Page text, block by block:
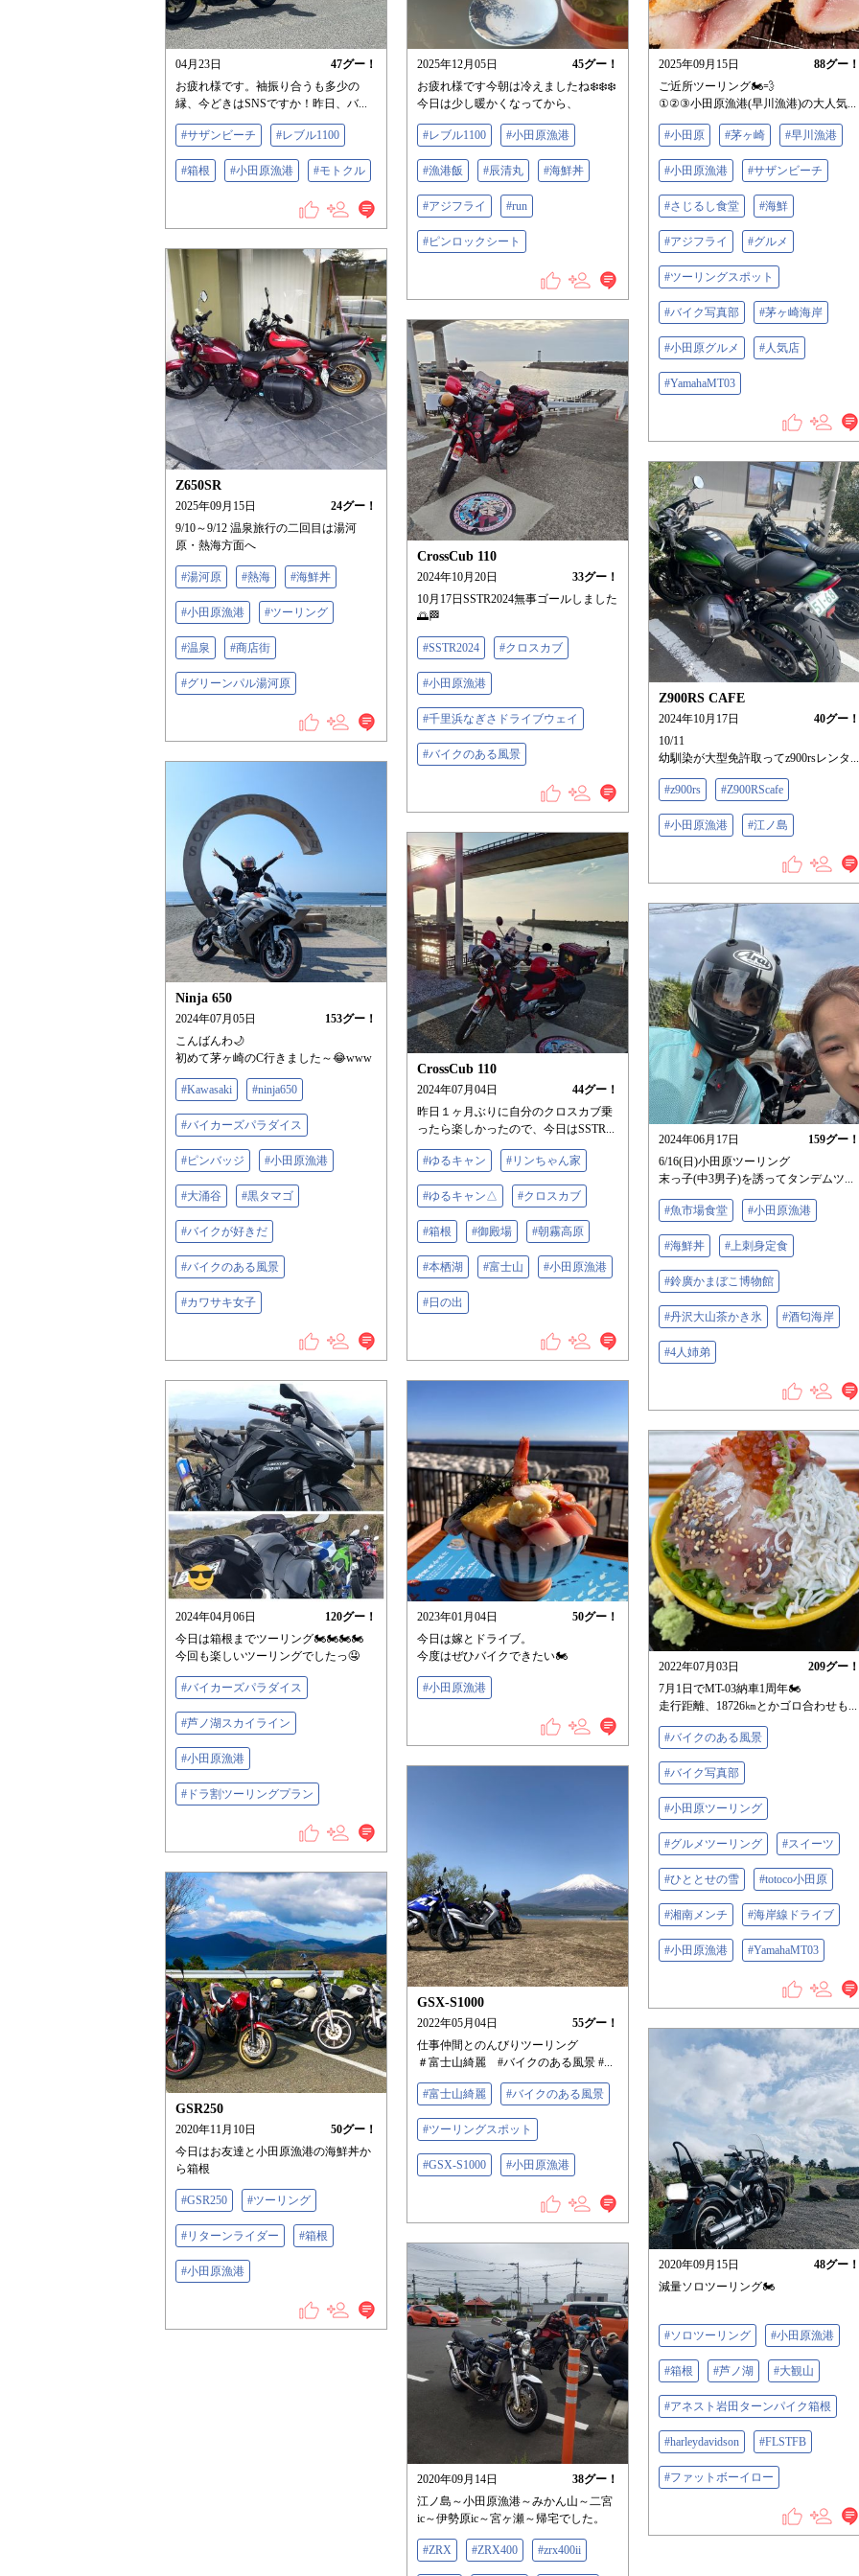
04月23日 47グー！
お疲れ様です。袖振り合うも多少の
縁、今どきはSNSですか！昨日、バ...
#サザンビーチ #レブル1100
#箱根 #小田原漁港 #モトクル
2025年12月05日 45グー！
お疲れ様です今朝は冷えましたね❄️❄️❄️
今日は少し暖かくなってから、
#レブル1100 #小田原漁港
#漁港飯 #辰清丸 #海鮮丼
#アジフライ #run
#ピンロックシート
2025年09月15日 88グー！
ご近所ツーリング🏍️💨
①②③小田原漁港(早川漁港)の大人気...
#小田原 #茅ヶ崎 #早川漁港
#小田原漁港 #サザンビーチ
#さじるし食堂 #海鮮
#アジフライ #グルメ
#ツーリングスポット
#バイク写真部 #茅ヶ崎海岸
#小田原グルメ #人気店
#YamahaMT03
Z650SR
2025年09月15日 24グー！
9/10～9/12 温泉旅行の二回目は湯河
原・熱海方面へ
#湯河原 #熱海 #海鮮丼
#小田原漁港 #ツーリング
#温泉 #商店街
#グリーンパル湯河原
CrossCub 110
2024年10月20日 33グー！
10月17日SSTR2024無事ゴールしました
🌅🏁
#SSTR2024 #クロスカブ
#小田原漁港
#千里浜なぎさドライブウェイ
#バイクのある風景
Z900RS CAFE
2024年10月17日 40グー！
10/11
幼馴染が大型免許取ってz900rsレンタ...
#z900rs #Z900RScafe
#小田原漁港 #江ノ島
Ninja 650
2024年07月05日 153グー！
こんばんわ🌙
初めて茅ヶ崎のC行きました～😂www
#Kawasaki #ninja650
#バイカーズパラダイス
#ピンバッジ #小田原漁港
#大涌谷 #黒タマゴ
#バイクが好きだ
#バイクのある風景
#カワサキ女子
CrossCub 110
2024年07月04日 44グー！
昨日１ヶ月ぶりに自分のクロスカブ乗
ったら楽しかったので、今日はSSTR...
#ゆるキャン #リンちゃん家
#ゆるキャン△ #クロスカブ
#箱根 #御殿場 #朝霧高原
#本栖湖 #富士山 #小田原漁港
#日の出
2024年06月17日 159グー！
6/16(日)小田原ツーリング
末っ子(中3男子)を誘ってタンデムツ...
#魚市場食堂 #小田原漁港
#海鮮丼 #上刺身定食
#鈴廣かまぼこ博物館
#丹沢大山茶かき氷 #酒匂海岸
#4人姉弟
2024年04月06日 120グー！
今日は箱根までツーリング🏍🏍🏍🏍
今回も楽しいツーリングでしたっ🤤
#バイカーズパラダイス
#芦ノ湖スカイライン
#小田原漁港
#ドラ割ツーリングプラン
2023年01月04日 50グー！
今日は嫁とドライブ。
今度はぜひバイクできたい🏍
#小田原漁港
2022年07月03日 209グー！
7月1日でMT-03納車1周年🏍
走行距離、18726㎞とかゴロ合わせも...
#バイクのある風景
#バイク写真部
#小田原ツーリング
#グルメツーリング #スイーツ
#ひととせの雪 #totoco小田原
#湘南メンチ #海岸線ドライブ
#小田原漁港 #YamahaMT03
GSX-S1000
2022年05月04日 55グー！
仕事仲間とのんびりツーリング
＃富士山綺麗 #バイクのある風景 #...
#富士山綺麗 #バイクのある風景
#ツーリングスポット
#GSX-S1000 #小田原漁港
GSR250
2020年11月10日 50グー！
今日はお友達と小田原漁港の海鮮丼か
ら箱根
#GSR250 #ツーリング
#リターンライダー #箱根
#小田原漁港 2020年09月15日 48グー！
減量ソロツーリング🏍
#ソロツーリング #小田原漁港
#箱根 #芦ノ湖 #大観山
#アネスト岩田ターンパイク箱根
#harleydavidson #FLSTFB
#ファットボーイロー
2020年09月14日 38グー！
江ノ島～小田原漁港～みかん山～二宮
ic～伊勢原ic～宮ヶ瀬～帰宅でした。
#ZRX #ZRX400 #zrx400ii